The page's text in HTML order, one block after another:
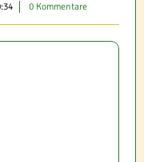
0 Kommentare